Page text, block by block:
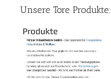
Unsere Tore Produkte: